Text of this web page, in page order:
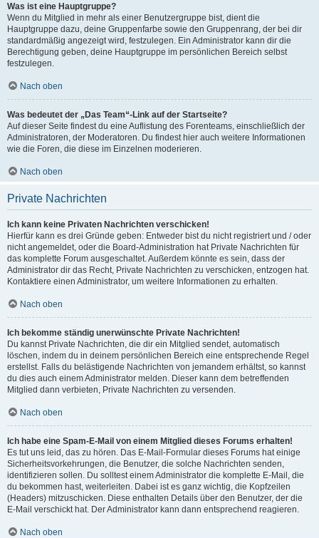
Was ist eine Hauptgruppe?
Wenn du Mitglied in mehr als einer Benutzergruppe bist, dient die
Hauptgruppe dazu, deine Gruppenfarbe sowie den Gruppenrang, der bei dir
standardmäßig angezeigt wird, festzulegen. Ein Administrator kann dir die
Berechtigung geben, deine Hauptgruppe im persönlichen Bereich selbst
festzulegen.
Nach oben
Was bedeutet der „Das Team“-Link auf der Startseite?
Auf dieser Seite findest du eine Auflistung des Forenteams, einschließlich der
Administratoren, der Moderatoren. Du findest hier auch weitere Informationen
wie die Foren, die diese im Einzelnen moderieren.
Nach oben
Private Nachrichten
Ich kann keine Privaten Nachrichten verschicken!
Hierfür kann es drei Gründe geben: Entweder bist du nicht registriert und / oder
nicht angemeldet, oder die Board-Administration hat Private Nachrichten für
das komplette Forum ausgeschaltet. Außerdem könnte es sein, dass der
Administrator dir das Recht, Private Nachrichten zu verschicken, entzogen hat.
Kontaktiere einen Administrator, um weitere Informationen zu erhalten.
Nach oben
Ich bekomme ständig unerwünschte Private Nachrichten!
Du kannst Private Nachrichten, die dir ein Mitglied sendet, automatisch
löschen, indem du in deinem persönlichen Bereich eine entsprechende Regel
erstellst. Falls du belästigende Nachrichten von jemandem erhältst, so kannst
du dies auch einem Administrator melden. Dieser kann dem betreffenden
Mitglied dann verbieten, Private Nachrichten zu versenden.
Nach oben
Ich habe eine Spam-E-Mail von einem Mitglied dieses Forums erhalten!
Es tut uns leid, das zu hören. Das E-Mail-Formular dieses Forums hat einige
Sicherheitsvorkehrungen, die Benutzer, die solche Nachrichten senden,
identifizieren sollen. Du solltest einem Administrator die komplette E-Mail, die
du bekommen hast, weiterleiten. Dabei ist es ganz wichtig, die Kopfzeilen
(Headers) mitzuschicken. Diese enthalten Details über den Benutzer, der die
E-Mail verschickt hat. Der Administrator kann dann entsprechend reagieren.
Nach oben